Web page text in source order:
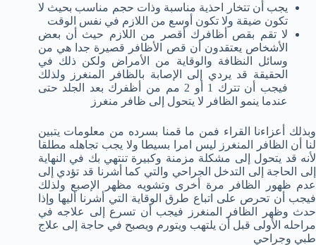
يجب أن تتخار احذية مناسبة وذات حجم مناسب بحيث لا
تكون ضيقة ولا تكون أوسع من اللازم في نفس الوقت
لا تقم بقص أظافرك أقصر من اللازم حيث أن بعض
الأشخاص يعتقدون أن قص الأظافر قصيرة جدا هي من
وسائل النظافة والوقاية من الأمراض ولكن ذلك في
الحقيقة قد يردي إلى الإصابة بالظافر المنغرز ولذلك
فيجب أن تترك 1 أو 2 مم من أظفرك بعد الجلد حتى
عندما ينمو الظافر لا يتحول إلى ظافر منغرز
وبذلك أعزاءنا القراء فمن ما قمنا بسرده من معلومات يتبين
لنا أن الظافر المنغرز ليس امرا بسيطا ولا يجب تجاهله مطلقا
لأنه قد يتحول إلى مشكلة مزمنة وكبيرة تنتهي بك في النهاية
إلى الحاجة إلى التدخل الجراحي والتي كما أشرنا قد تؤدي إلى
عدم ظهور الظافر مرة أخرى وتشويه مظهر الإصبع ولذلك
فيجب أن تحرص على اتباع طرق الوقاية التي أشرنا أليها وإذا
حدث وظهر الظافر المنغرز فيجب أن تسرع إلى علاجه في
مراحله الأولى قبل أن يلتهب ويتورم ويصبح في حاجة إلى علاج
طبي وجراحي